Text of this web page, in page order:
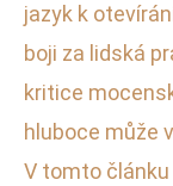
jazyk k
boji za lidská
kritice
hluboce může
V tomto článku